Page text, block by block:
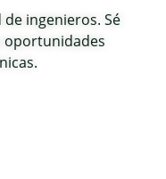
ingenieros. Sé
oportunidades